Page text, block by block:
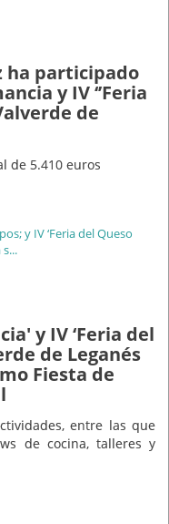
ha participado
y IV ‘’Feria
de
de 5.410 euros
y IV ‘Feria del
de Leganés
Fiesta de
entre las que
de cocina, talleres y